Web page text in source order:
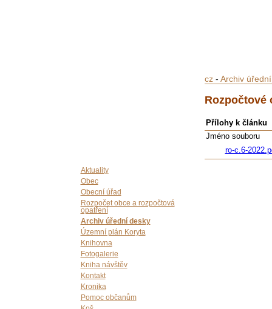
Aktuality
Obec
Obecní úřad
Rozpočet obce a rozpočtová
opatření
Archiv úřední desky
Územní plán Koryta
Knihovna
Fotogalerie
Kniha návštěv
Kontakt
Kronika
Pomoc občanům
cz- Archiv
Rozpočtové
Přílohy k článku
Jméno souboru
ro-c.6-